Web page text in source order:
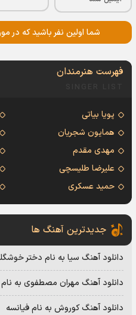
شما اولین نفر باشید که در
فهرست هنرمندان
پویا بیاتی
همایون شجریان
مهدی مقدم
علیرضا طلیسچی
حمید عسکری
جدیدترین آهنگ ها
دانلود آهنگ سیا به نام دختر
دانلود آهنگ مهران مصطفوی به
دانلود آهنگ کوروش به نام فیانسه